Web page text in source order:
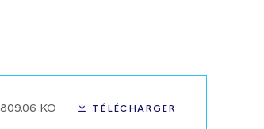
809.06 KO TÉLÉCHARGER